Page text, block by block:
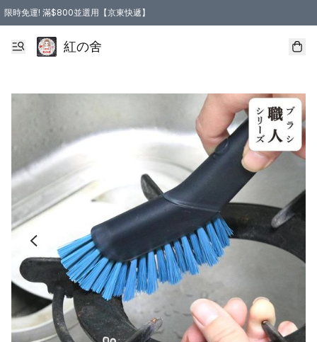
限時免運! 滿$800並選用【京東快遞】
紅の舍